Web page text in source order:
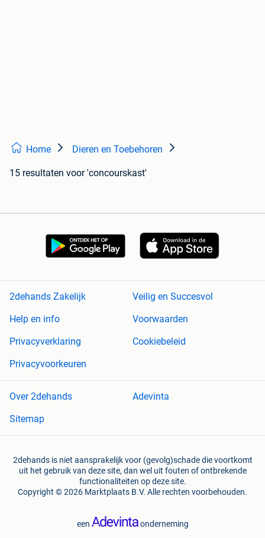
Home Dieren en Toebehoren
15 resultaten voor 'concourskast'
2dehands Zakelijk
Veilig en Succesvol
Help en info
Voorwaarden
Privacyverklaring
Cookiebeleid
Privacyvoorkeuren
Over 2dehands
Adevinta
Sitemap
2dehands is niet aansprakelijk voor (gevolg)schade die voortkomt
uit het gebruik van deze site, dan wel uit fouten of ontbrekende
functionaliteiten op deze site.
Copyright © 2026 Marktplaats B.V. Alle rechten voorbehouden.
een onderneming